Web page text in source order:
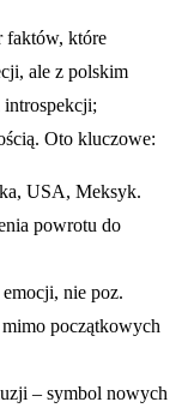
faktów, które
ale z polskim
introspekcji;
Oto kluczowe:
USA, Meksyk.
powrotu do
nie poz.
początkowych
– symbol nowych